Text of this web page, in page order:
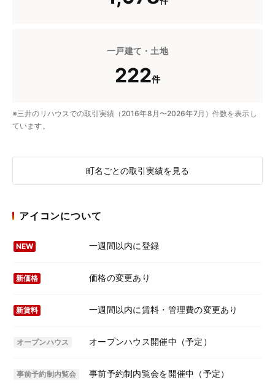
一戸建て・土地
222件
※三井のリハウスでの取引実績（2016年8月〜2026年7月）件数を表示し
ています。
町名ごとの取引実績を見る
アイコンについて
NEW 一週間以内に登録
新価格 価格の変更あり
新賃料 一週間以内に賃料・管理費の変更あり
オープンハウス オープンハウス開催中（予定）
事前予約制内覧会 事前予約制内覧会を開催中（予定）